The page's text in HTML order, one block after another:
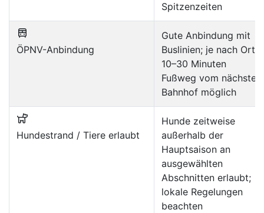
Spitzenzeiten
ÖPNV-Anbindung
Gute Anbindung mit
Buslinien; je nach Ort
10–30 Minuten
Fußweg vom nächsten
Bahnhof möglich
Hundestrand / Tiere erlaubt
Hunde zeitweise
außerhalb der
Hauptsaison an
ausgewählten
Abschnitten erlaubt;
lokale Regelungen
beachten